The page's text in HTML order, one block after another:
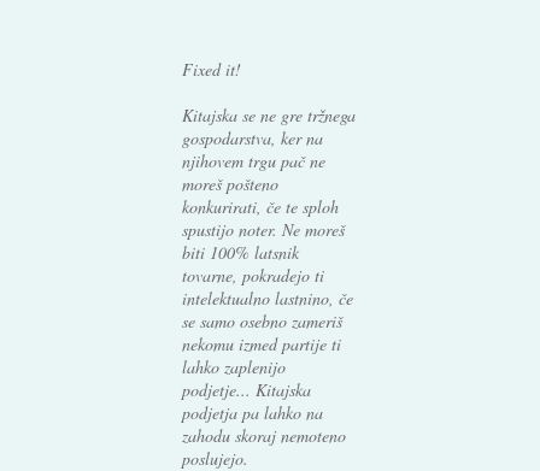
Fixed it!
Kitajska se ne gre tržnega
gospodarstva, ker na
njihovem trgu pač ne
moreš pošteno
konkurirati, če te sploh
spustijo noter. Ne moreš
biti 100% latsnik
tovarne, pokradejo ti
intelektualno lastnino, če
se samo osebno zameriš
nekomu izmed partije ti
lahko zaplenijo
podjetje... Kitajska
podjetja pa lahko na
zahodu skoraj nemoteno
poslujejo.